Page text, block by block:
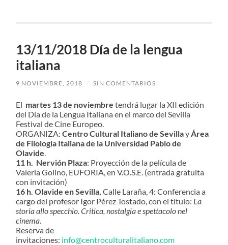
13/11/2018 Día de la lengua
italiana
9 NOVIEMBRE, 2018 / SIN COMENTARIOS
El martes 13 de noviembretendrá lugar la XII edición
del Día de la Lengua Italiana en el marco del Sevilla
Festival de Cine Europeo.
ORGANIZA:Centro Cultural Italiano de Sevillay Área
de Filologia Italiana de la Universidad Pablo de
Olavide
11 h. Nervión Plaza: Proyección de la película de
Valeria Golino, EUFORIA, en V.O.S.E. (entrada gratuita
con invitación)
16 h. Olavide en Sevilla, Calle Laraña, 4: Conferencia a
cargo del profesor Igor Pérez Tostado, con el título: La
storia allo specchio. Critica, nostalgia e spettacolo nel
cinema.
Reserva de
invitaciones: info@centroculturalitaliano.com